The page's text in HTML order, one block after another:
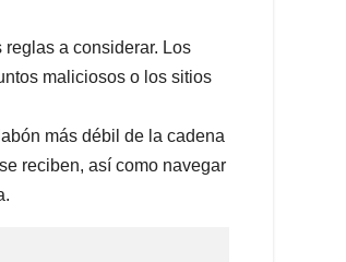
a considerar. Los
maliciosos o los sitios
más débil de la cadena
reciben, así como navegar